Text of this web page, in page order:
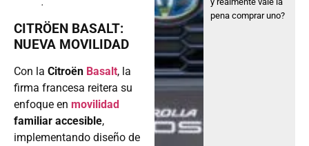
CITRÖEN BASALT:
NUEVA MOVILIDAD
Con la Citroën Basalt, la
firma francesa reitera su
enfoque en movilidad
familiar accesible,
implementando diseño de
pena comprar uno?